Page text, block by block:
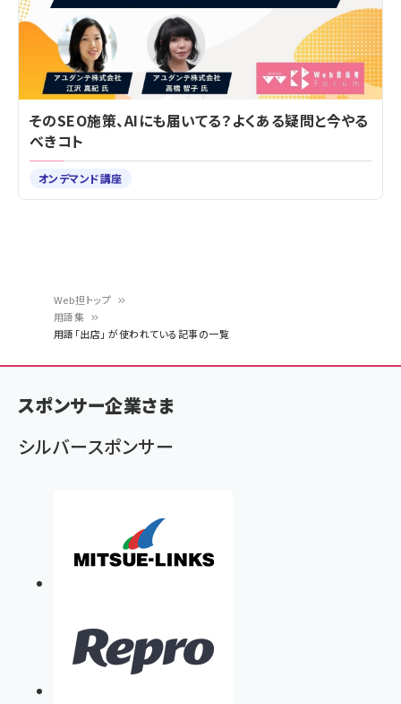
ン
く
ず
Web担トップ
用語集
用語「出店」 が使われている記事の一覧
そのSEO施策、AIにも届いてる？よくある疑問と今やる
べきコト
オンデマンド講座
スポンサー企業さま
シルバースポンサー